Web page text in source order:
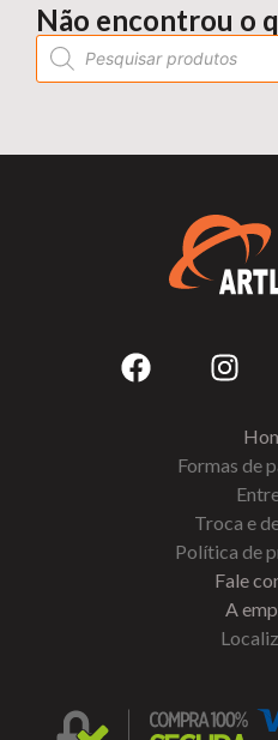
Não encontrou o
Formas de
Troca e
Política de
Fale
A